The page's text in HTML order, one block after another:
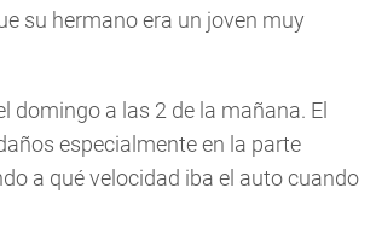
su hermano era un joven muy
domingo a las 2 de la mañana. El
especialmente en la parte
a qué velocidad iba el auto cuando